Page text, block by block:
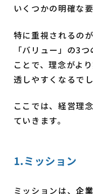
いくつかの明確な
特に重視されるの
「バリュー」の3
ことで、理念がよ
透しやすくなるでし
ここでは、経営理
ていきます。
1.ミッション
ミッションは、企